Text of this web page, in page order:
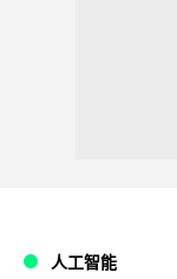
人工智能